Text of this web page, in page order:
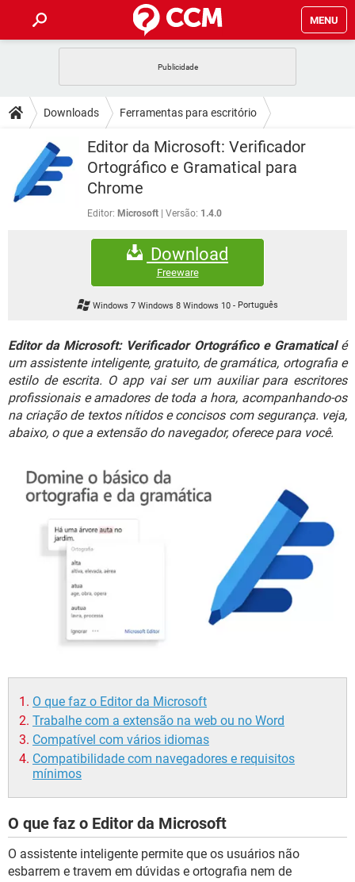
MENU
CELULAR FACEBOOK
OUTLOOK EXCEL
INSTAGRAM GMAIL
GUIA DE COMPRAS
DICAS
JOGOS
CELULAR
OUTLOOK
GMAIL
GUIA DE COMPRAS
DOWNLOADS
JOGOS WHATSAPP
CELULAR
GMAIL
FÓRUM
WHATSAPP
FACEBOOK
EXCEL
WHATSAPP
FACEBOOK
EXCEL
GUIA DE COMPRAS
Downloads Ferramentas para escritório
Gramática e ortografiaEditor da Microsoft: Verificador
Ortográfico e Gramatical para
Chrome
Editor: Microsoft Versão: 1.4.0
Download
Freeware
Windows 7 Windows 8 Windows 10- Português
Editor da Microsoft: Verificador Ortográfico e Gramaticalé
um assistente inteligente, gratuito, de gramática, ortografia e
estilo de escrita. O app vai ser um auxiliar para escritores
profissionais e amadores de toda a hora, acompanhando-os
na criação de textos nítidos e concisos com segurança. veja,
abaixo, o que a extensão do navegador, oferece para você.
O que faz o Editor da Microsoft
Trabalhe com a extensão na web ou no Word
Compatível com vários idiomas
Compatibilidade com navegadores e requisitos
mínimos
O que faz o Editor da Microsoft
O assistente inteligente permite que os usuários não
esbarrem e travem em dúvidas e ortografia nem de